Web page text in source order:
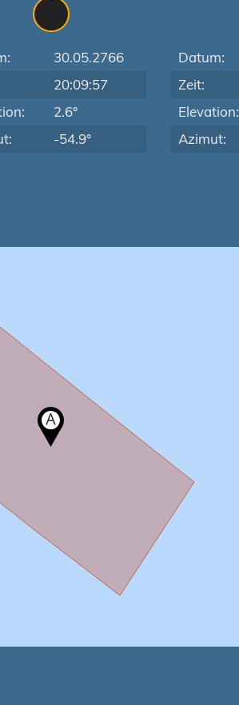
30.05.2766
20:09:57
2.6°
-54.9°
Datum:
Zeit:
Elevation:
Azimut: